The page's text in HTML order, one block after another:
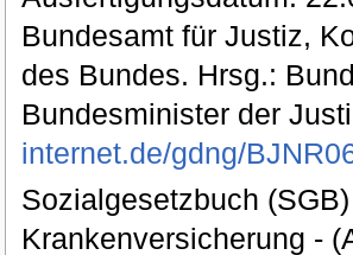
Bundesamt für Justiz,
des Bundes. Hrsg.:
Bundesminister der
internet.de/gdng/
Sozialgesetzbuch
Krankenversicherung -